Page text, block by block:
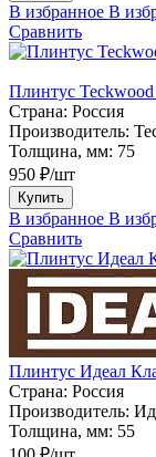
В избранное В
Сравнить
Плинтус
Страна: Россия
Производитель:
Толщина, мм: 75
950 ₽/шт
Купить
В избранное В
Сравнить
Плинтус Идеал
Страна: Россия
Производитель:
Толщина, мм: 55